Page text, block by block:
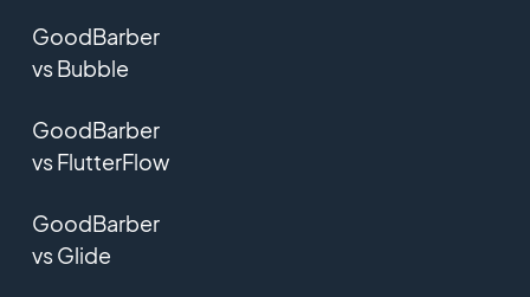
GoodBarber
vs Bubble
GoodBarber
vs FlutterFlow
GoodBarber
vs Glide